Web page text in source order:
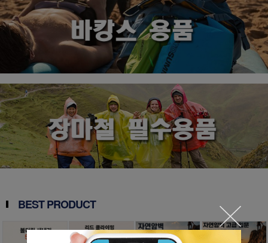
BEST PRODUCT